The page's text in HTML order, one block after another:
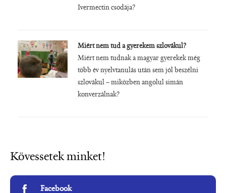
Ivermectin csodája?
Miért nem tud a gyerekem szlovákul?
Miért nem tudnak a magyar gyerekek még
több év nyelvtanulás után sem jól beszélni
szlovákul – miközben angolul simán
konverzálnak?
Kövessetek minket!
Facebook